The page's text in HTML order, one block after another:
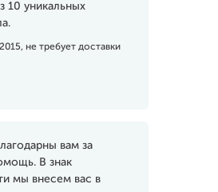
10 уникальных
не требует доставки
вам за
В знак
мы внесем вас в